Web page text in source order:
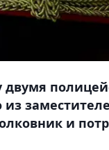
двумя
и